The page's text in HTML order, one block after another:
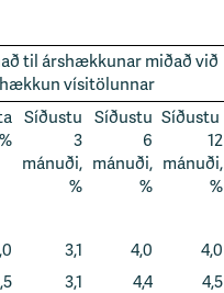
til árshækkunar miðað við
hækkun vísitölunnar
Síðustu
3
mánuði,
%
Síðustu
6
mánuði,
%
Síðustu
12
mánuði,
%
3,1 4,0
4,0
3,1 4,4
4,5